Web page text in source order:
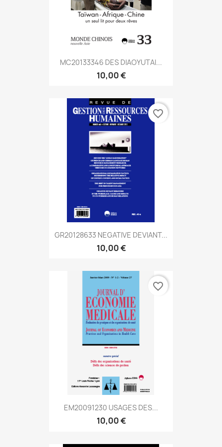
MC20133346 DES DIAOYUTAI...
10,00 €
GR20128633 NEGATIVE DEVIANT...
10,00 €
favorite_border
EM20091230 USAGES DES...
10,00 €
favorite_border